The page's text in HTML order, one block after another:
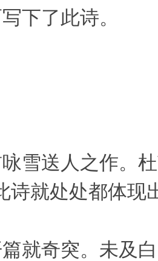
下了此诗。
雪送人之作。
诗就处处都体现
奇突。未及白